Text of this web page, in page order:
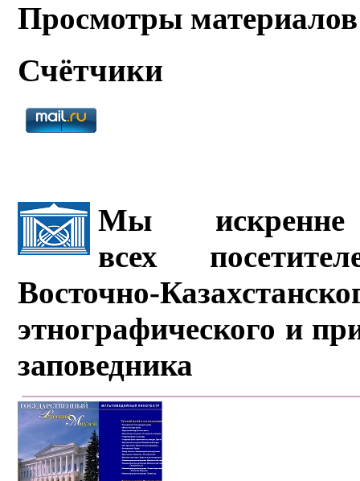
Просмотры материалов
Счётчики
Мы искренне
всех
Восточно-
этнографического и
заповедника